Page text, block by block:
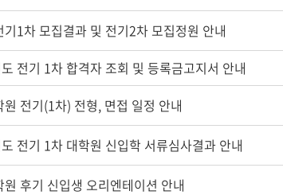
1차 모집결과 및 전기2차 모집정원 안내
전기 1차 합격자 조회 및 등록금고지서 안내
전기(1차) 전형, 면접 일정 안내
전기 1차 대학원 신입학 서류심사결과 안내
후기 신입생 오리엔테이션 안내